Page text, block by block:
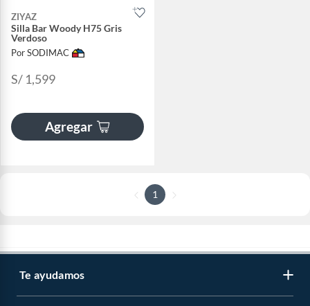
ZIYAZ
Silla Bar Woody H75 Gris
Verdoso
Por SODIMAC
S/ 1,599
Agregar
1
Te ayudamos